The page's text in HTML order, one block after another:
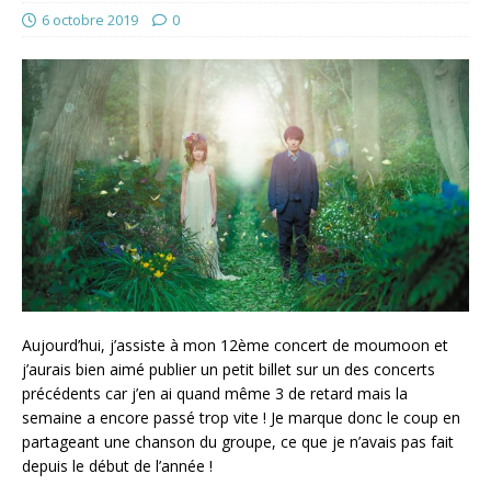
6 octobre 2019 0
Aujourd’hui, j’assiste à mon 12ème concert de moumoon et
j’aurais bien aimé publier un petit billet sur un des concerts
précédents car j’en ai quand même 3 de retard mais la
semaine a encore passé trop vite ! Je marque donc le coup en
partageant une chanson du groupe, ce que je n’avais pas fait
depuis le début de l’année !